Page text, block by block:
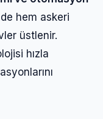
hem askeri
üstlenir.
hızla